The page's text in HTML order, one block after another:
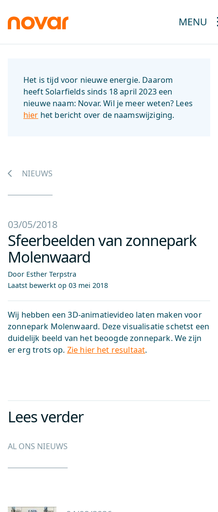
MENU
Het is tijd voor nieuwe energie. Daarom
heeft Solarfields sinds 18 april 2023 een
nieuwe naam: Novar. Wil je meer weten? Lees
hier het bericht over de naamswijziging.
NIEUWS
03/05/2018
Sfeerbeelden van zonnepark
Molenwaard
Door Esther Terpstra
Laatst bewerkt op 03 mei 2018
Wij hebben een 3D-animatievideo laten maken voor
zonnepark Molenwaard. Deze visualisatie schetst een
duidelijk beeld van het beoogde zonnepark. We zijn
er erg trots op. Zie hier het resultaat.
Lees verder
AL ONS NIEUWS